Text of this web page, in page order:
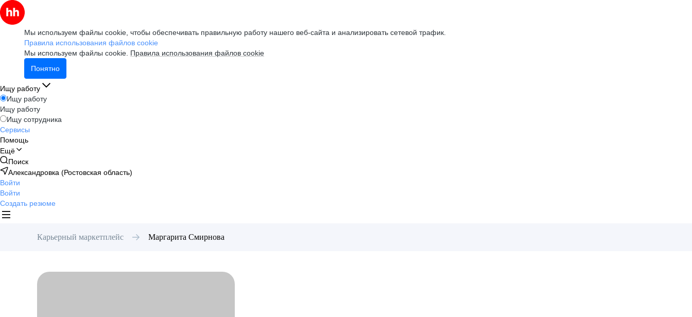
Мы используем файлы cookie, чтобы обеспечивать правильную работу нашего веб-сайта и анализировать сетевой трафик.
Правила использования файлов cookie
Мы используем файлы cookie. Правила использования файлов cookie
Понятно
Ищу работу
Ищу работу
Ищу работу
Ищу сотрудника
Сервисы
Помощь
Ещё
Поиск
Александровка (Ростовская область)
Войти
Войти
Создать резюме
Карьерный маркетплейс Маргарита Смирнова